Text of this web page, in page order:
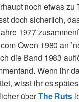
noch etwas zu
doch sicherlich,
1977
Owen 1980 an
die Band 1983
Wenn ihr
wisst ihr es
überThe Ruts